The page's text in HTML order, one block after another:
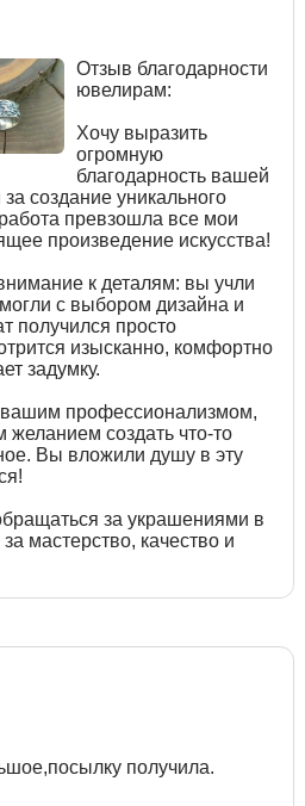
Отзыв благодарности
ювелирам:
Хочу выразить
огромную
благодарность вашей
создание уникального
превзошла все мои
произведение искусства!
к деталям: вы учли
с выбором дизайна и
получился просто
изысканно, комфортно
задумку.
профессионализмом,
создать что-то
Вы вложили душу в эту
за украшениями в
мастерство, качество и
получила.